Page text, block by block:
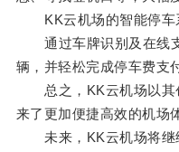
KK云机场的智能停车
通过车牌识别及在线支
辆，并轻松完成停车费支
总之，KK云机场以其
来了更加便捷高效的机场
未来，KK云机场将继